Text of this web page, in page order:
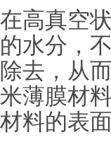
在高真空
的水分，
除去，从
米薄膜材
材料的表